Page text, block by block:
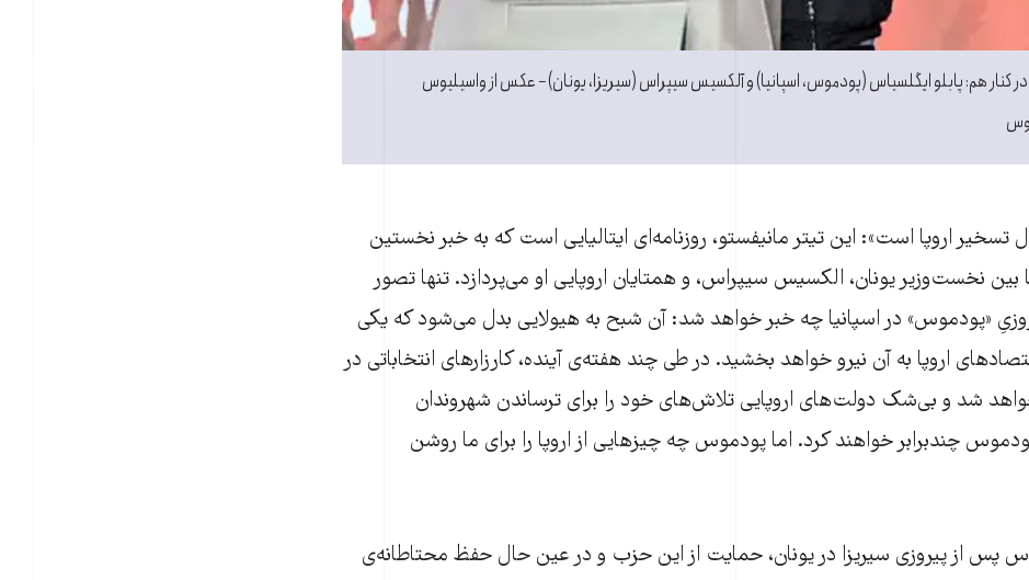
کنار هم: پابلو ایگلسیاس (پودموس، اسپانیا) و آلکسیس سیپراس (سیریزا، یونان) − عکس از واسیلیوس
اروپا است»: این تیتر مانیفستو، روزنامه‌ای ایتالیایی است که به خبر نخستین
بین نخست‌وزیر یونان، الکسیس سیپراس، و همتایان اروپایی او می‌پردازد. تنها تصور
«پودموس» در اسپانیا چه خبر خواهد شد: آن شبح به هیولایی بدل می‌شود که یکی
اروپا به آن نیرو خواهد بخشید. در طی چند هفته‌ی آینده، کارزارهای انتخاباتی در
خواهد شد و بی‌شک دولت‌های اروپایی تلاش‌های خود را برای ترساندن شهروندان
پودموس چندبرابر خواهند کرد. اما پودموس چه چیزهایی از اروپا را برای ما روشن
پس از پیروزی سیریزا در یونان، حمایت از این حزب و در عین حال حفظ محتاطانه‌ی